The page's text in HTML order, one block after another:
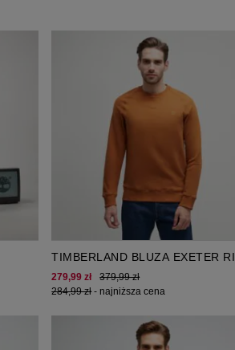
TIMBERLAND BLUZA EXETER
379,99 zł
279,99 zł
284,99 zł-najniższa cena